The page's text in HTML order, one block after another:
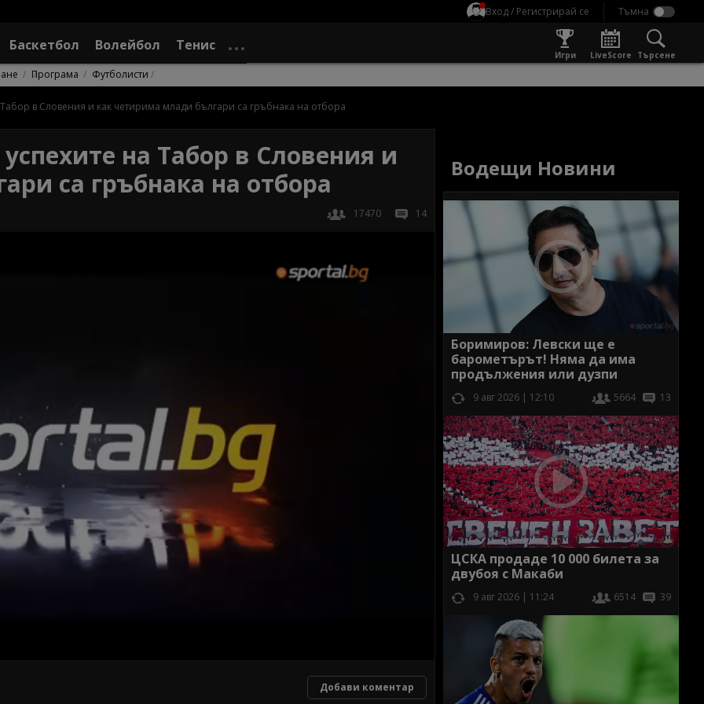
Вход / Регистрирай се
Баскетбол Волейбол Тенис
Игри LiveScore Търсене
Програма Футболисти
в Словения и как четирима млади българи са гръбнака на отбора
на Табор в Словения и
са гръбнака на отбора
17470 14
Добави коментар
Водещи Новини
Боримиров: Левски ще е
барометърът! Няма да има
продължения или дузпи
9 авг 2026 | 12:10 5664 13
ЦСКА продаде 10 000 билета за
двубоя с Макаби
9 авг 2026 | 11:24 6514 39